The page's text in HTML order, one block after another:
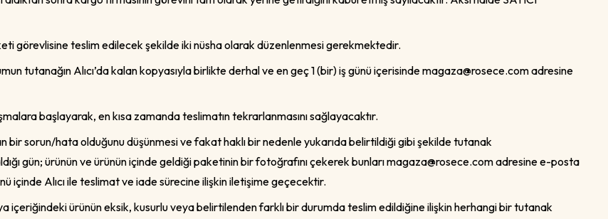
görevlisine teslim edilecek şekilde iki nüsha olarak düzenlenmesi gerekmektedir.
tutanağın Alıcı’da kalan kopyasıyla birlikte derhal ve en geç 1 (bir) iş günü içerisindemagaza@rosece.comadresine
başlayarak, en kısa zamanda teslimatın tekrarlanmasını sağlayacaktır.
bir sorun/hata olduğunu düşünmesi ve fakat haklı bir nedenle yukarıda belirtildiği gibi şekilde tutanak
gün; ürünün ve ürünün içinde geldiği paketinin bir fotoğrafını çekerek bunlarımagaza@rosece.comadresine e-posta
Alıcı ile teslimat ve iade sürecine ilişkin iletişime geçecektir.
içeriğindeki ürünün eksik, kusurlu veya belirtilenden farklı bir durumda teslim edildiğine ilişkin herhangi bir tutanak